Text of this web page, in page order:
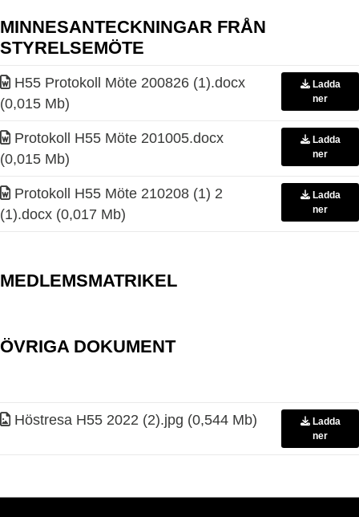
MINNESANTECKNINGAR FRÅN
STYRELSEMÖTE
H55 Protokoll Möte 200826 (1).docx
(0,015 Mb)
Ladda
ner
Protokoll H55 Möte 201005.docx
(0,015 Mb)
Ladda
ner
Protokoll H55 Möte 210208 (1) 2
(1).docx (0,017 Mb)
Ladda
ner
MEDLEMSMATRIKEL
ÖVRIGA DOKUMENT
Höstresa H55 2022 (2).jpg (0,544 Mb)
Ladda
ner